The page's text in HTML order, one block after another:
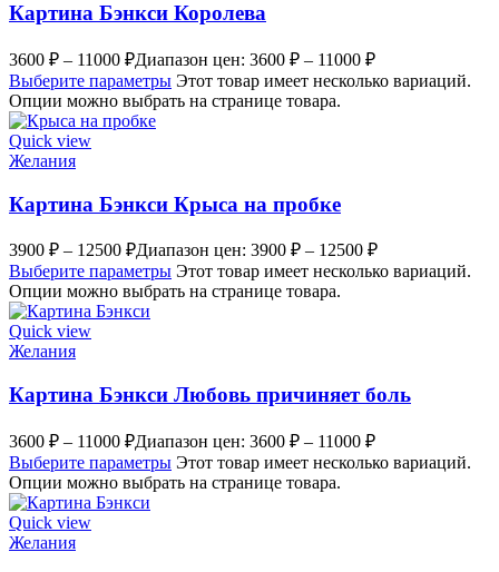
Картина Бэнкси Королева
3600 ₽ – 11000 ₽Диапазон цен: 3600 ₽ – 11000 ₽
Выберите параметры Этот товар имеет несколько вариаций.
Опции можно выбрать на странице товара.
Quick view
Желания
Картина Бэнкси Крыса на пробке
3900 ₽ – 12500 ₽Диапазон цен: 3900 ₽ – 12500 ₽
Выберите параметры Этот товар имеет несколько вариаций.
Опции можно выбрать на странице товара.
Quick view
Желания
Картина Бэнкси Любовь причиняет боль
3600 ₽ – 11000 ₽Диапазон цен: 3600 ₽ – 11000 ₽
Выберите параметры Этот товар имеет несколько вариаций.
Опции можно выбрать на странице товара.
Quick view
Желания